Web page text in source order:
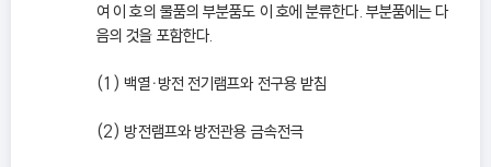
여 이 호의 물품의 부분품도 이 호에 분류한다. 부분품에는 다
음의 것을 포함한다.
(1) 백열ㆍ방전 전기램프와 전구용 받침
(2) 방전램프와 방전관용 금속전극